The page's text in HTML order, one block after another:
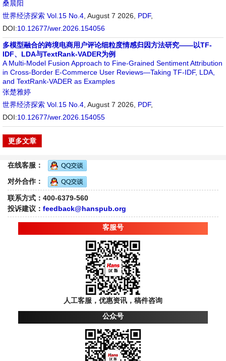
桑晨阳
世界经济探索 Vol.15 No.4 , August 7 2026, PDF,
DOI:10.12677/wer.2026.154056
多模型融合的跨境电商用户评论细粒度情感归因方法研究——以TF-
IDF、LDA与TextRank-VADER为例
A Multi-Model Fusion Approach to Fine-Grained Sentiment Attribution
in Cross-Border E-Commerce User Reviews—Taking TF-IDF, LDA,
and TextRank-VADER as Examples
张楚雅婷
世界经济探索 Vol.15 No.4 , August 7 2026, PDF,
DOI:10.12677/wer.2026.154055
更多文章
在线客服：
对外合作：
联系方式：400-6379-560
投诉建议： feedback@hanspub.org
客服号
人工客服，优惠资讯，稿件咨询
公众号